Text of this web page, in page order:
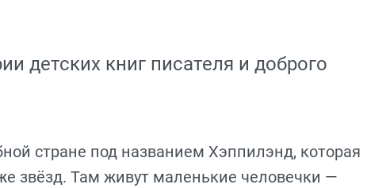
детских книг писателя и доброго
стране под названием Хэппилэнд, которая
звёзд. Там живут маленькие человечки —